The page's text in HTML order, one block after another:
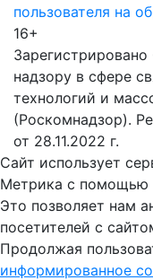
пользователя на
16+
надзору в сфере
технологий и
(Роскомнадзор).
от 28.11.2022 г.
Сайт использует
Метрика с помощью
Это позволяет нам
посетителей с
Продолжая
информированное